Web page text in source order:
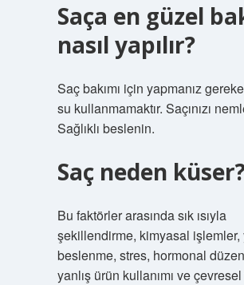
Saça en güzel
nasıl yapılır?
Saç bakımı için yapmanız
su kullanmamaktır. Saçınızı
Sağlıklı beslenin.
Saç neden
Bu faktörler arasında sık ısıyla
şekillendirme, kimyasal işlemler,
beslenme, stres, hormonal
yanlış ürün kullanımı ve